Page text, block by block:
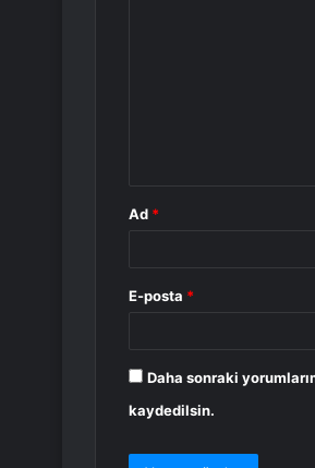
Ad *
E-posta *
Daha sonraki
kaydedilsin.